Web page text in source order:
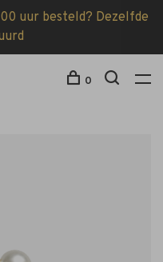
uur besteld? Dezelfde
0